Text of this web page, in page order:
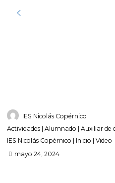
IES Nicolás Copérnico
Actividades
Alumnado Auxiliar de
IES Nicolás Copérnico
Inicio
Video
mayo 24, 2024